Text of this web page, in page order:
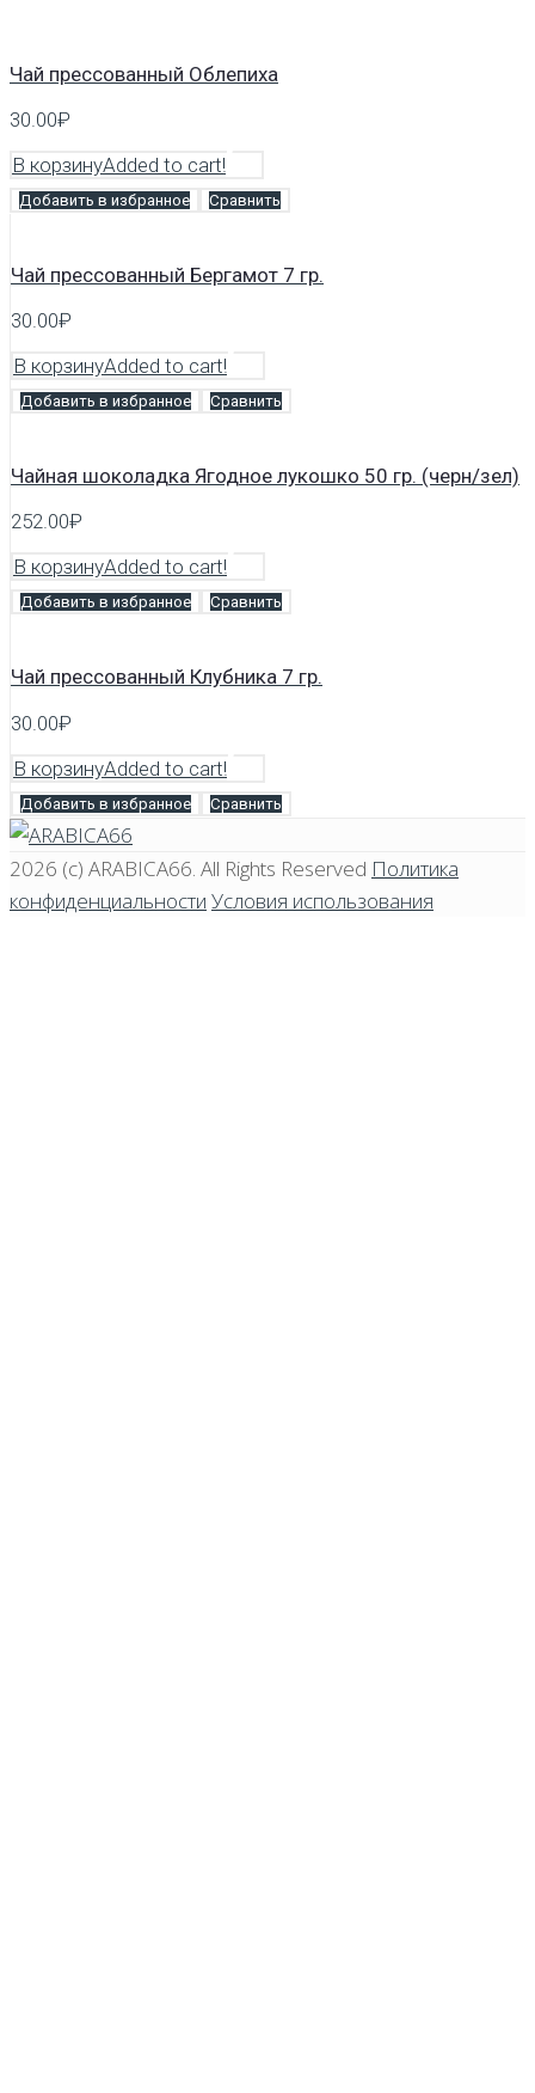
Чай прессованный Облепиха
30.00₽
В корзинуAdded to cart!
Добавить в избранное Сравнить
Чай прессованный Бергамот 7 гр.
30.00₽
В корзинуAdded to cart!
Добавить в избранное Сравнить
Чайная шоколадка Ягодное лукошко 50 гр. (черн/зел)
252.00₽
В корзинуAdded to cart!
Добавить в избранное Сравнить
Чай прессованный Клубника 7 гр.
30.00₽
В корзинуAdded to cart!
Добавить в избранное Сравнить
2026 (c) ARABICA66 . All Rights Reserved Политика
конфиденциальности Условия использования